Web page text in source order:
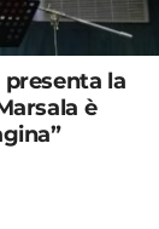
la
è